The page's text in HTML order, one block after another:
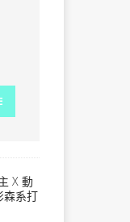
X 動
森系打